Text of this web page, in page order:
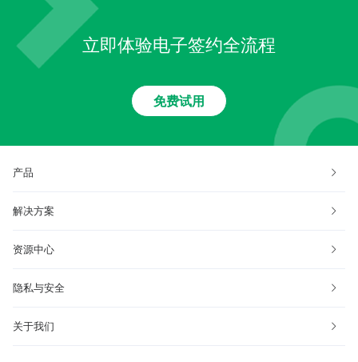
立即体验电子签约全流程
免费试用
产品
解决方案
资源中心
隐私与安全
关于我们